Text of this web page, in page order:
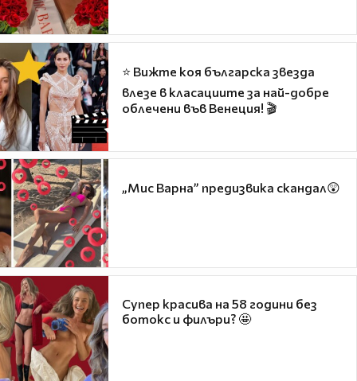
⭐ Вижте коя българска звезда
влезе в класациите за най-добре
облечени във Венеция! 🎬
„Мис Варна” предизвика скандал😲
Супер красива на 58 години без
ботокс и филъри? 🤩